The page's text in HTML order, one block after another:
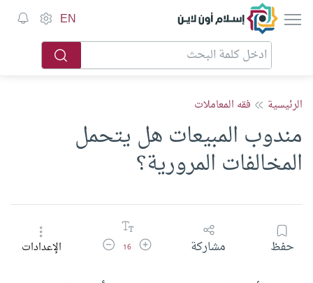
إسلام أون لاين EN
الرئيسية فقه المعاملات
مندوب المبيعات هل يتحمل
المخالفات المرورية؟
حفظ مشاركة زيادة حجم الخط
16 تقليل حجم الخطالإعدادات